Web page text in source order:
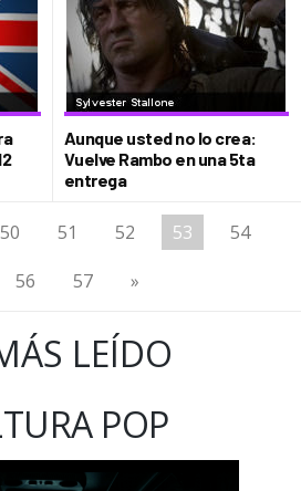
Aunque usted no lo crea:
Vuelve Rambo en una 5ta
entrega
50 51 52 53
54
56 57 »
LEÍDO
POP